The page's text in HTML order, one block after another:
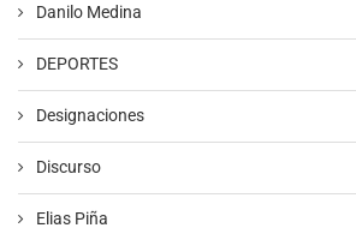
Danilo Medina
DEPORTES
Designaciones
Discurso
Elias Piña